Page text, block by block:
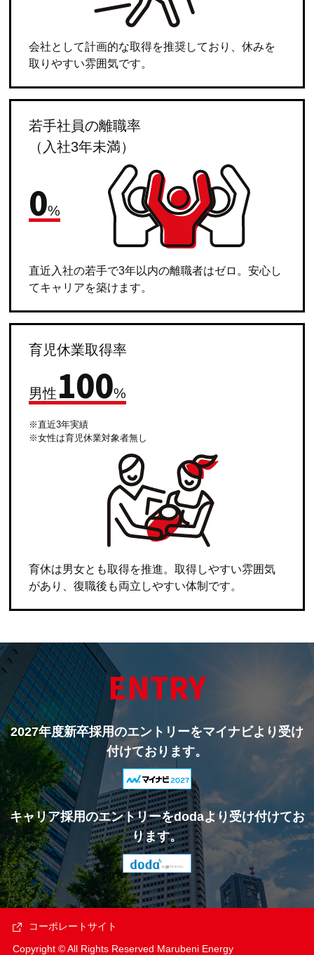
会社として計画的な取得を推奨しており、休みを
取りやすい雰囲気です。
若手社員の離職率
（入社3年未満）
0%
直近入社の若手で3年以内の離職者はゼロ。安心し
てキャリアを築けます。
育児休業取得率
男性 100%
※直近3年実績
※女性は育児休業対象者無し
育休は男女とも取得を推進。取得しやすい雰囲気
があり、復職後も両立しやすい体制です。
ENTRY
2027年度新卒採用のエントリーをマイナビより受け
付けております。
キャリア採用のエントリーをdodaより受け付けてお
ります。
コーポレートサイト
Copyright © All Rights Reserved Marubeni Energy